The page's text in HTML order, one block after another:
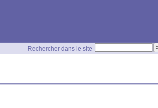
Rechercher dans le site